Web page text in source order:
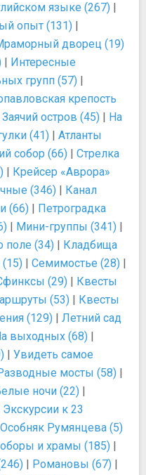
языке (267) |
опыт (131) |
дворец (19)
| Интересные
групп (57) |
крепость
Заячий остров (45) | На
(41) | Атланты
собор (66) | Стрелка
| Крейсер «Аврора»
(346) | Канал
(66) | Петроградка
| Мини-группы (341) |
поле (34) | Кладбища
| Семимостье (28) |
(29) | Квесты
(53) | Квесты
(129) | Летний сад
выходных (68) |
| Увидеть самое
мосты (58) |
ночи (22) |
Экскурсии к 23
Особняк Румянцева (5)
и храмы (185) |
| Романовы (67) |